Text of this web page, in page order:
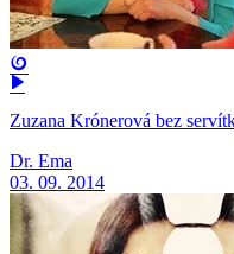
Zuzana Krónerová bez
Dr. Ema
03. 09. 2014